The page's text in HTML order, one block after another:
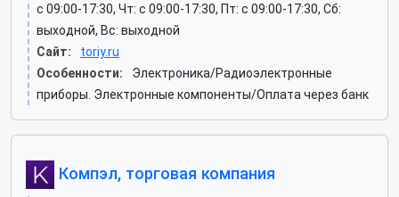
c 09:00-17:30, Чт: c 09:00-17:30, Пт: c 09:00-17:30, Сб:
выходной, Вс: выходной
Сайт:
toriy.ru
Особенности:
Электроника/Радиоэлектронные
приборы. Электронные компоненты/Оплата через банк
Компэл, торговая компания